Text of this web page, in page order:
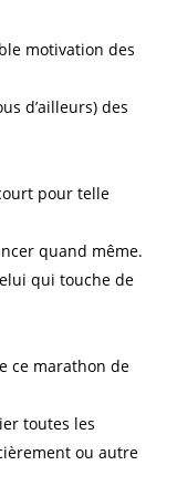
motivation des
d’ailleurs) des
pour telle
quand même.
qui touche de
ce marathon de
toutes les
ou autre